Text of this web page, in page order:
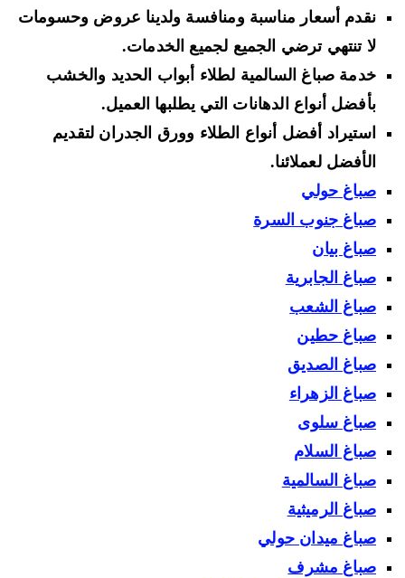
نقدم أسعار مناسبة ومنافسة ولدينا عروض وحسومات
لا تنتهي ترضي الجميع لجميع الخدمات.
خدمة صباغ السالمية لطلاء أبواب الحديد والخشب
بأفضل أنواع الدهانات التي يطلبها العميل.
استيراد أفضل أنواع الطلاء وورق الجدران لتقديم
الأفضل لعملائنا.
صباغ حولي
صباغ جنوب السرة
صباغ بيان
صباغ الجابرية
صباغ الشعب
صباغ حطين
صباغ الصديق
صباغ الزهراء
صباغ سلوى
صباغ السلام
صباغ السالمية
صباغ الرميثية
صباغ ميدان حولي
صباغ مشرف